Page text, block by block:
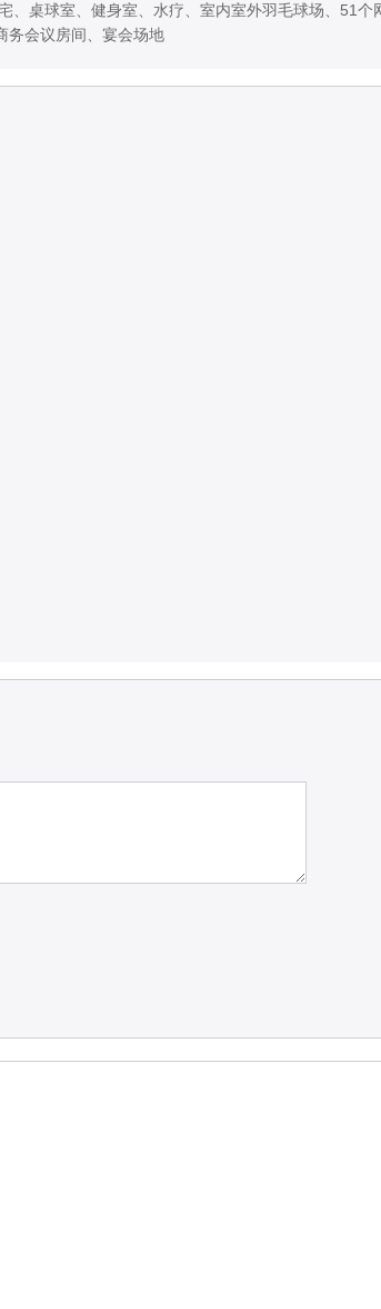
桌球室、健身室、水疗、室内室外羽毛球场、51个
务会议房间、宴会场地